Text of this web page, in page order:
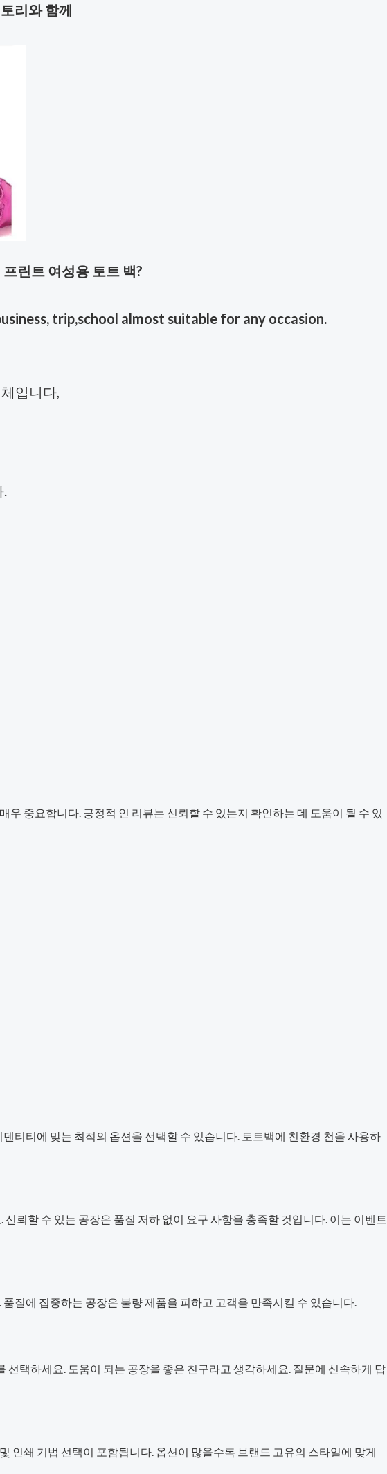
리와 함께
린트 여성용 토트 백?
trip,school almost suitable for any occasion.
입니다,
.
중요합니다. 긍정적 인 리뷰는 신뢰할 수 있는지 확인하는 데 도움이 될 수 있
티티에 맞는 최적의 옵션을 선택할 수 있습니다. 토트백에 친환경 천을 사용하
뢰할 수 있는 공장은 품질 저하 없이 요구 사항을 충족할 것입니다. 이는 이벤트
질에 집중하는 공장은 불량 제품을 피하고 고객을 만족시킬 수 있습니다.
택하세요. 도움이 되는 공장을 좋은 친구라고 생각하세요. 질문에 신속하게 답
인쇄 기법 선택이 포함됩니다. 옵션이 많을수록 브랜드 고유의 스타일에 맞게